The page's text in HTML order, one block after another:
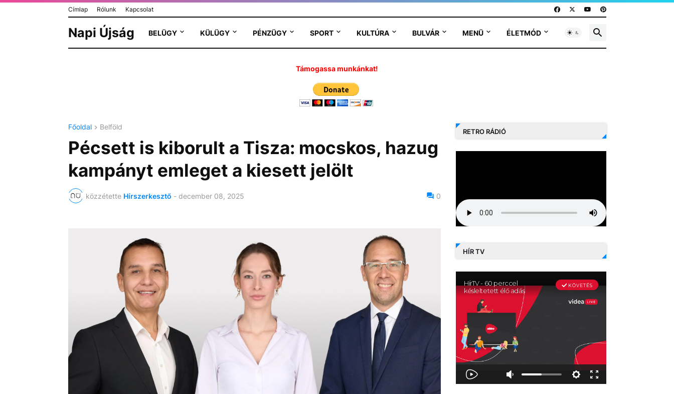
Címlap Rólunk Kapcsolat
Napi Újság BELÜGY KÜLÜGY PÉNZÜGY SPORT KULTÚRA BULVÁR MENÜ ÉLETMÓD
Támogassa munkánkat!
Főoldal Belföld
Pécsett is kiborult a Tisza: mocskos, hazug
kampányt emleget a kiesett jelölt
közzétette Hírszerkesztő - december 08, 2025 0
RETRO RÁDIÓ
HÍR TV